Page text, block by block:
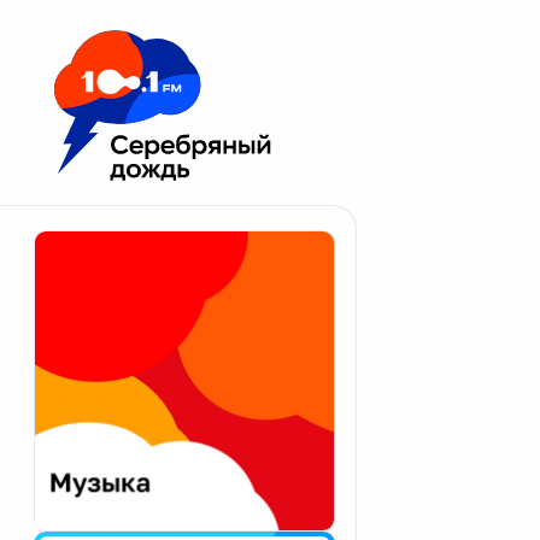
Москва 100.1 FM
Апатиты
Екатеринбург
Калининград
Калуга